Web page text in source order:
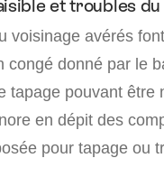
et troubles du
voisinage avérés
congé donné par le
tapage pouvant être
en dépit des
pour tapage ou